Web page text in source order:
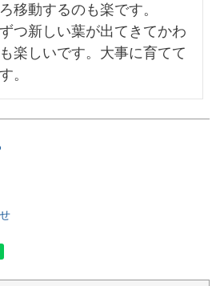
移動するのも楽です。
つ新しい葉が出てきてかわ
楽しいです。大事に育てて
。